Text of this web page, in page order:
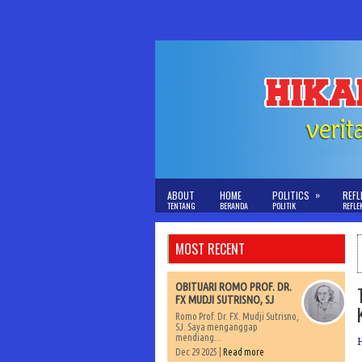
ABOUT
TENTANG
HOME
BERANDA
POLITICS
POLITIK
»
MOST RECENT
OBITUARI ROMO PROF. DR.
FX MUDJI SUTRISNO, SJ
Romo Prof. Dr. FX. Mudji Sutrisno,
SJ. Saya menganggap
mendiang...
Dec 29 2025 | Read more